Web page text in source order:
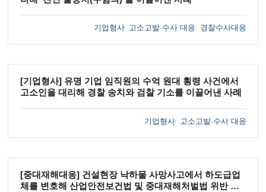
기업형사 고소고발·수사 대응 경찰수사대응
[기업형사] 유명 기업 임직원의 수억 원대 횡령 사건에서
고소인을 대리해 경찰 송치와 검찰 기소를 이끌어낸 사례
기업형사 고소고발·수사 대응
[중대재해대응] 건설현장 낙하물 사망사고에서 하도급업
체를 변호해 산업안전보건법 및 중대재해처벌법 위반 혐